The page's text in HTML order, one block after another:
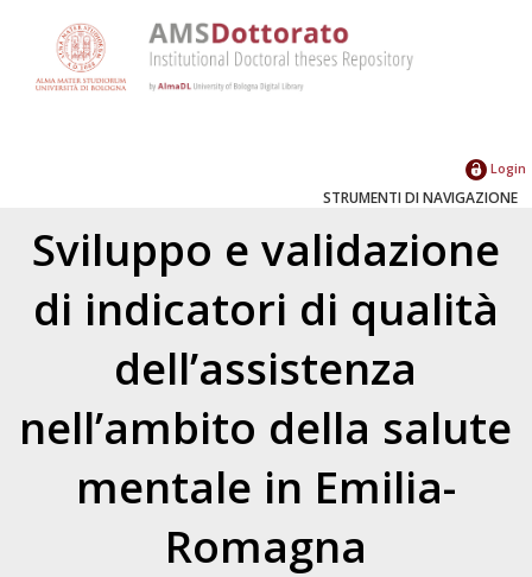
Login
STRUMENTI DI NAVIGAZIONE
Sviluppo e validazione
di indicatori di qualità
dell’assistenza
nell’ambito della salute
mentale in Emilia-
Romagna